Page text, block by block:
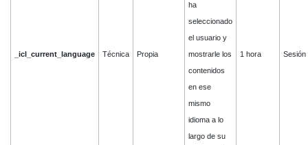
_icl_current_language Técnica Propia
ha
seleccionado
el usuario y
mostrarle los
contenidos
en ese
mismo
idioma a lo
largo de su
1 hora Sesión